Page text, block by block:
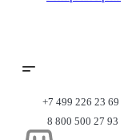
+7 499 226 23 69
8 800 500 27 93